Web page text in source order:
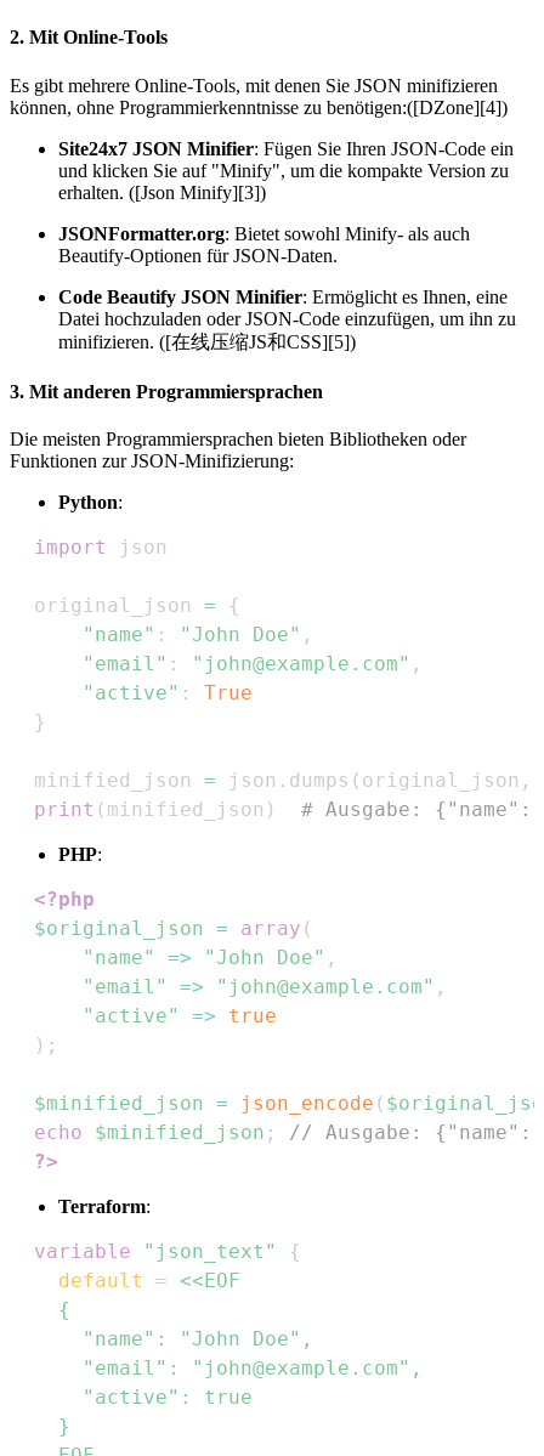
2. Mit Online-Tools
Es gibt mehrere Online-Tools, mit denen Sie JSON minifizieren
können, ohne Programmierkenntnisse zu benötigen:([DZone][4])
Site24x7 JSON Minifier: Fügen Sie Ihren JSON-Code ein
und klicken Sie auf "Minify", um die kompakte Version zu
erhalten. ([Json Minify][3])
JSONFormatter.org: Bietet sowohl Minify- als auch
Beautify-Optionen für JSON-Daten.
Code Beautify JSON Minifier: Ermöglicht es Ihnen, eine
Datei hochzuladen oder JSON-Code einzufügen, um ihn zu
minifizieren. ([在线压缩JS和CSS][5])
3. Mit anderen Programmiersprachen
Die meisten Programmiersprachen bieten Bibliotheken oder
Funktionen zur JSON-Minifizierung:
Python:
import
  original_json
=
{
"name" : "John Doe" ,
"email" : "john@example.com" ,
"active" :
True
}
  minified_json
= json . dumps ( original_json ,
print ( minified_json ) # Ausgabe:
PHP:
<?php
$original_json = array (
"name"
=> "John Doe" ,
"email"
=> "john@example.com" ,
"active"
=>
true
) ;
$minified_json = json_encode (
echo
$minified_json ;
// Ausgabe:
?>
Terraform:
variable "json_text"
{
default
=